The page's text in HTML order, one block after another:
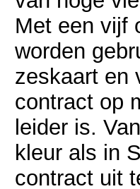
Met een vijf
worden
zeskaart en
contract op
leider is.
kleur als in
contract uit